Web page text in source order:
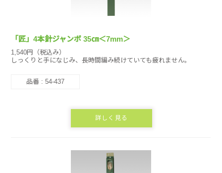
「匠」4本針ジャンボ 35㎝＜7mm＞
1,540円（税込み）
しっくりと手になじみ、長時間編み続けていても疲れません。
品番 : 54-437
詳しく見る